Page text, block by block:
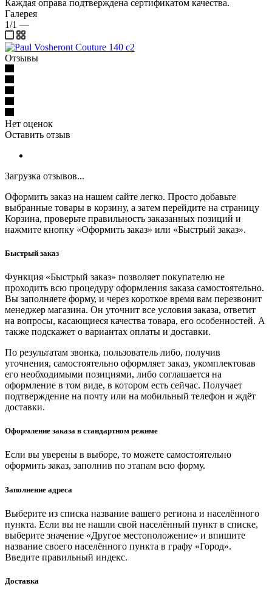
Каждая оправа подтверждена сертификатом качества.
Галерея
1/1 —
Отзывы
Нет оценок
Оставить отзыв
Загрузка отзывов...
Оформить заказ на нашем сайте легко. Просто добавьте
выбранные товары в корзину, а затем перейдите на страницу
Корзина, проверьте правильность заказанных позиций и
нажмите кнопку «Оформить заказ» или «Быстрый заказ».
Быстрый заказ
Функция «Быстрый заказ» позволяет покупателю не
проходить всю процедуру оформления заказа самостоятельно.
Вы заполняете форму, и через короткое время вам перезвонит
менеджер магазина. Он уточнит все условия заказа, ответит
на вопросы, касающиеся качества товара, его особенностей. А
также подскажет о вариантах оплаты и доставки.
По результатам звонка, пользователь либо, получив
уточнения, самостоятельно оформляет заказ, укомплектовав
его необходимыми позициями, либо соглашается на
оформление в том виде, в котором есть сейчас. Получает
подтверждение на почту или на мобильный телефон и ждёт
доставки.
Оформление заказа в стандартном режиме
Если вы уверены в выборе, то можете самостоятельно
оформить заказ, заполнив по этапам всю форму.
Заполнение адреса
Выберите из списка название вашего региона и населённого
пункта. Если вы не нашли свой населённый пункт в списке,
выберите значение «Другое местоположение» и впишите
название своего населённого пункта в графу «Город».
Введите правильный индекс.
Доставка